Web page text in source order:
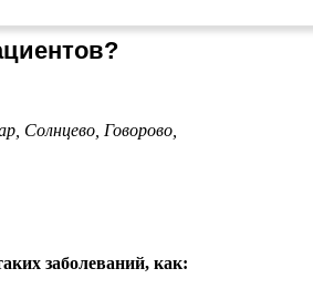
Солнцево, Говорово,
заболеваний, как: